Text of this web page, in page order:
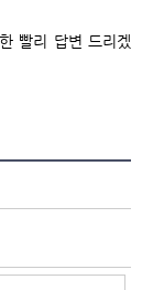
빨리 답변 드리겠